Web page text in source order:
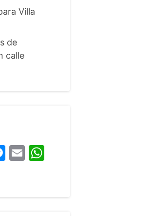
Villa
de
calle
Messenger
EmailWhatsApp